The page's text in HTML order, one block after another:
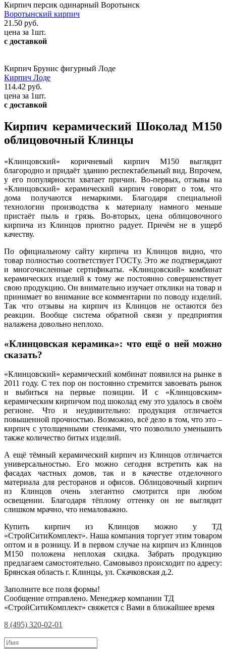
Кирпич персик одинарный Воротынск
Воротынский кирпич
21.50 руб.
цена за 1шт.
с доставкой
Кирпич Брунис фигурный Лоде
Кирпич Лоде
114.42 руб.
цена за 1шт.
с доставкой
Кирпич керамический Шоколад М150
облицовочный Клинцы
«Клинцовский» коричневый кирпич М150 выглядит
благородно и придаёт зданию респектабельный вид. Впрочем,
у его популярности хватает причин. Во-первых, отзывы на
«Клинцовский» керамический кирпич говорят о том, что
дома получаются немаркими. Благодаря специальной
технологии производства к материалу намного меньше
пристаёт пыль и грязь. Во-вторых, цена облицовочного
кирпича из Клинцов приятно радует. Причём не в ущерб
качеству.
По официальному сайту кирпича из Клинцов видно, что
товар полностью соответствует ГОСТу. Это же подтверждают
и многочисленные сертификаты. «Клинцовский» комбинат
керамических изделий к тому же постоянно совершенствует
свою продукцию. Он внимательно изучает отклики на товар и
принимает во внимание все комментарии по поводу изделий.
Так что отзывы на кирпич из Клинцов не остаются без
реакции. Вообще система обратной связи у предприятия
налажена довольно неплохо.
«Клинцовская керамика»: что ещё о ней можно
сказать?
«Клинцовский» керамический комбинат появился на рынке в
2011 году. С тех пор он постоянно стремится завоевать рынок
и выбиться на первые позиции. И с «Клинцовским»
керамическим кирпичом под шоколад ему это удалось в своём
регионе. Что и неудивительно: продукция отличается
повышенной прочностью. Возможно, всё дело в том, что это –
кирпич с утолщенными стенками, что позволило уменьшить
также количество битых изделий.
А ещё тёмный керамический кирпич из Клинцов отличается
универсальностью. Его можно сегодня встретить как на
фасадах частных домов, так и в качестве отделочного
материала для ресторанов и офисов. Облицовочный кирпич
из Клинцов очень элегантно смотрится при любом
освещении. Благодаря тёплому оттенку он не выглядит
слишком мрачно, что немаловажно.
Купить кирпич из Клинцов можно у ТД
«СтройСитиКомплект». Наша компания торгует этим товаром
оптом и в розницу. И в первом случае на кирпич из Клинцов
М150 положена неплохая скидка. Забрать продукцию
предлагаем самостоятельно. Самовывоз происходит по адресу:
Брянская область г. Клинцы, ул. Скачковская д.2.
Заполните все поля формы!
Сообщение отправлено. Менеджер компании ТД
«СтройСитиКомплект» свяжется с Вами в ближайшее время
8 (495) 320-02-01